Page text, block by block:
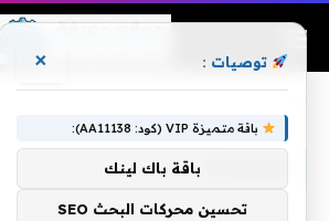
توصيات : ×
باقة متميزة VIP (كود: AA11138):
باقة باك لينك
تحسين محركات البحث SEO